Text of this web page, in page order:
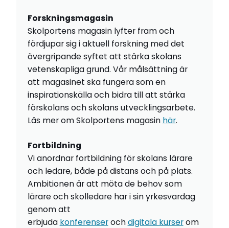
Forskningsmagasin
Skolportens magasin lyfter fram och
fördjupar sig i aktuell forskning med det
övergripande syftet att stärka skolans
vetenskapliga grund. Vår målsättning är
att magasinet ska fungera som en
inspirationskälla och bidra till att stärka
förskolans och skolans utvecklingsarbete.
Läs mer om Skolportens magasin här.
Fortbildning
Vi anordnar fortbildning för skolans lärare
och ledare, både på distans och på plats.
Ambitionen är att möta de behov som
lärare och skolledare har i sin yrkesvardag
genom att
erbjuda konferenserochdigitala kurserom